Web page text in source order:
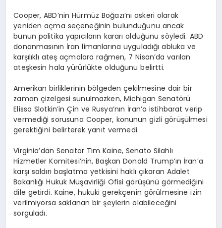
Cooper, ABD’nin Hürmüz Boğazı’nı askeri olarak
yeniden açma seçeneğinin bulunduğunu ancak
bunun politika yapıcıların kararı olduğunu söyledi. ABD
donanmasının İran limanlarına uyguladığı abluka ve
karşılıklı ateş açmalara rağmen, 7 Nisan’da varılan
ateşkesin hala yürürlükte olduğunu belirtti.
Amerikan birliklerinin bölgeden çekilmesine dair bir
zaman çizelgesi sunulmazken, Michigan Senatörü
Elissa Slotkin’in Çin ve Rusya’nın İran’a istihbarat verip
vermediği sorusuna Cooper, konunun gizli görüşülmesi
gerektiğini belirterek yanıt vermedi.
Virginia’dan Senatör Tim Kaine, Senato Silahlı
Hizmetler Komitesi’nin, Başkan Donald Trump’ın İran’a
karşı saldırı başlatma yetkisini haklı çıkaran Adalet
Bakanlığı Hukuk Müşavirliği Ofisi görüşünü görmediğini
dile getirdi. Kaine, hukuki gerekçenin görülmesine izin
verilmiyorsa saklanan bir şeylerin olabileceğini
sorguladı.